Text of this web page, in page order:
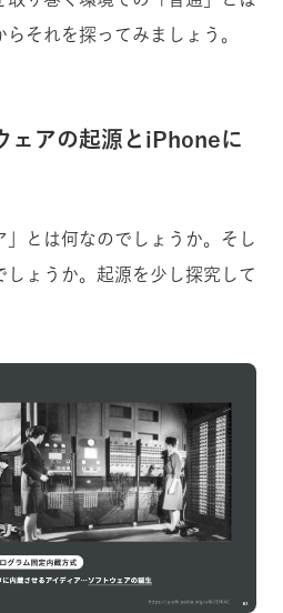
それを探ってみましょう。
ェアの起源とiPhoneに
」とは何なのでしょうか。そし
しょうか。起源を少し探究して